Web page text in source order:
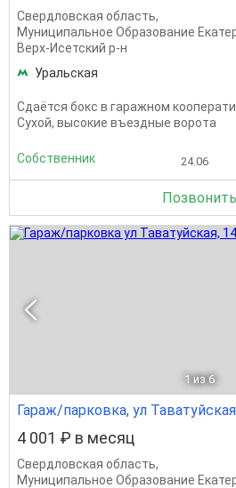
Свердловская область,
Муниципальное Образование
Верх-Исетский р-н
Уральская
Сдаётся бокс в гаражном
Сухой, высокие въездные ворота
Собственник 24.06
Позвонить
1 из 6
Гараж/парковка, ул
4 001 ₽ в месяц
Свердловская область,
Муниципальное Образование